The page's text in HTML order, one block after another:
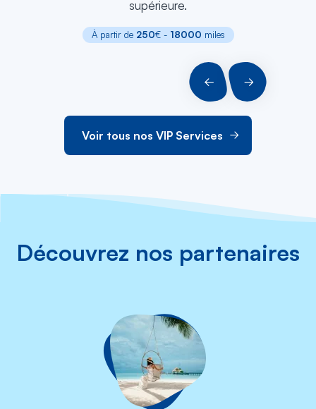
supérieure.
À partir de 250€ - 18000 miles
PRÉCÉDENT
SUIVANT
Voir tous nos VIP Services
Découvrez nos partenaires